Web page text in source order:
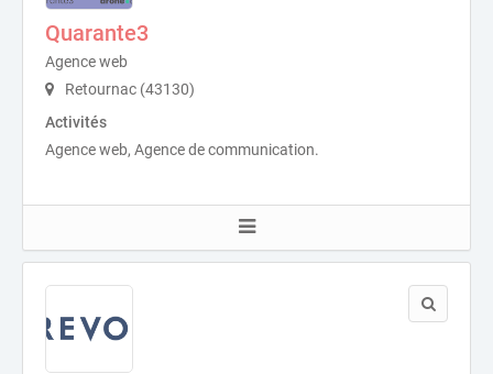
Quarante3
Agence web
Retournac (43130)
Activités
Agence web, Agence de communication.